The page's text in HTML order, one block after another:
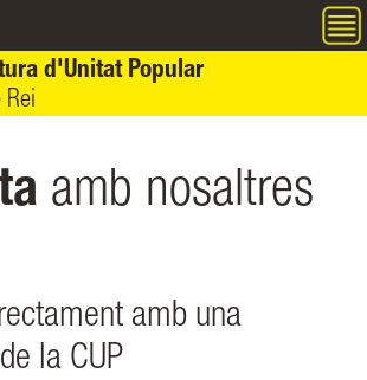
d'Unitat Popular
Rei
amb nosaltres
amb una
la CUP